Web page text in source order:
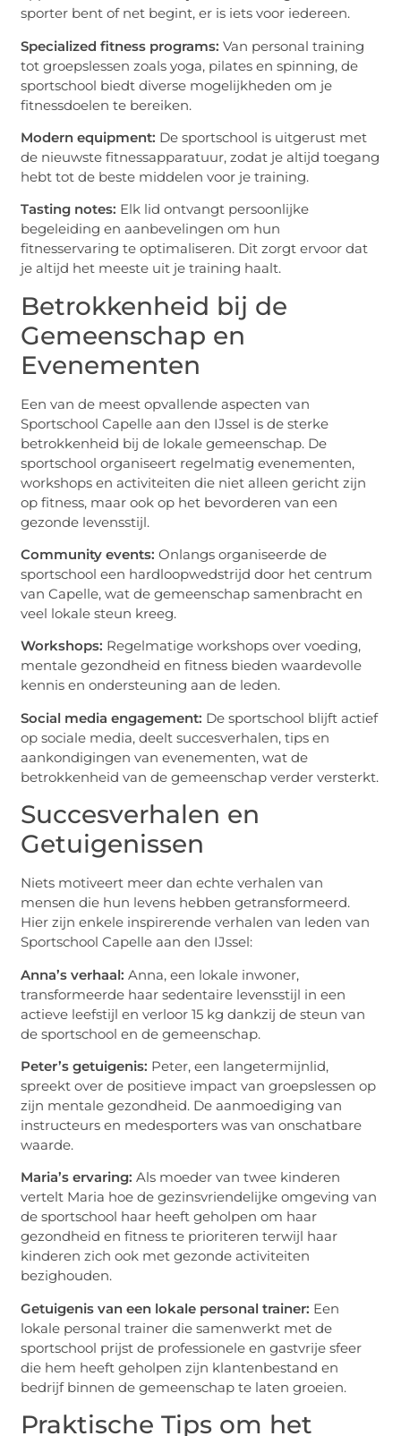
sporter bent of net begint, er is iets voor iedereen.
Specialized fitness programs: Van personal training
tot groepslessen zoals yoga, pilates en spinning, de
sportschool biedt diverse mogelijkheden om je
fitnessdoelen te bereiken.
Modern equipment: De sportschool is uitgerust met
de nieuwste fitnessapparatuur, zodat je altijd toegang
hebt tot de beste middelen voor je training.
Tasting notes: Elk lid ontvangt persoonlijke
begeleiding en aanbevelingen om hun
fitnesservaring te optimaliseren. Dit zorgt ervoor dat
je altijd het meeste uit je training haalt.
Betrokkenheid bij de
Gemeenschap en
Evenementen
Een van de meest opvallende aspecten van
Sportschool Capelle aan den IJssel is de sterke
betrokkenheid bij de lokale gemeenschap. De
sportschool organiseert regelmatig evenementen,
workshops en activiteiten die niet alleen gericht zijn
op fitness, maar ook op het bevorderen van een
gezonde levensstijl.
Community events: Onlangs organiseerde de
sportschool een hardloopwedstrijd door het centrum
van Capelle, wat de gemeenschap samenbracht en
veel lokale steun kreeg.
Workshops: Regelmatige workshops over voeding,
mentale gezondheid en fitness bieden waardevolle
kennis en ondersteuning aan de leden.
Social media engagement: De sportschool blijft actief
op sociale media, deelt succesverhalen, tips en
aankondigingen van evenementen, wat de
betrokkenheid van de gemeenschap verder versterkt.
Succesverhalen en
Getuigenissen
Niets motiveert meer dan echte verhalen van
mensen die hun levens hebben getransformeerd.
Hier zijn enkele inspirerende verhalen van leden van
Sportschool Capelle aan den IJssel:
Anna’s verhaal: Anna, een lokale inwoner,
transformeerde haar sedentaire levensstijl in een
actieve leefstijl en verloor 15 kg dankzij de steun van
de sportschool en de gemeenschap.
Peter’s getuigenis: Peter, een langetermijnlid,
spreekt over de positieve impact van groepslessen op
zijn mentale gezondheid. De aanmoediging van
instructeurs en medesporters was van onschatbare
waarde.
Maria’s ervaring: Als moeder van twee kinderen
vertelt Maria hoe de gezinsvriendelijke omgeving van
de sportschool haar heeft geholpen om haar
gezondheid en fitness te prioriteren terwijl haar
kinderen zich ook met gezonde activiteiten
bezighouden.
Getuigenis van een lokale personal trainer: Een
lokale personal trainer die samenwerkt met de
sportschool prijst de professionele en gastvrije sfeer
die hem heeft geholpen zijn klantenbestand en
bedrijf binnen de gemeenschap te laten groeien.
Praktische Tips om het